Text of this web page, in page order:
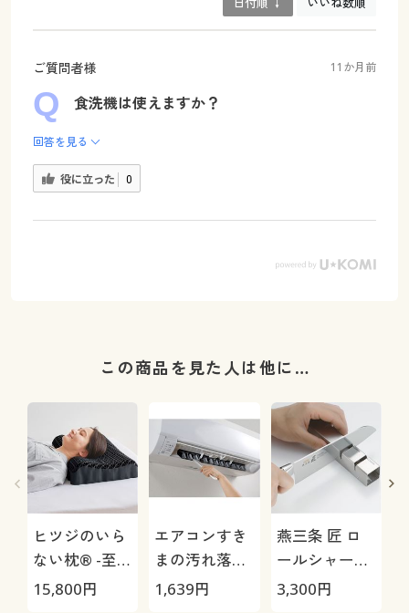
ご質問者様 11か月前
食洗機は使えますか？
回答を見る
役に立った 0
この商品を見た人は他に…
ヒツジのいら
ない枕® -至
極-
15,800円
エアコンすき
まの汚れ落と
し(2本組)
1,639円
燕三条 匠 ロ
ールシャープ
ナー
3,300円